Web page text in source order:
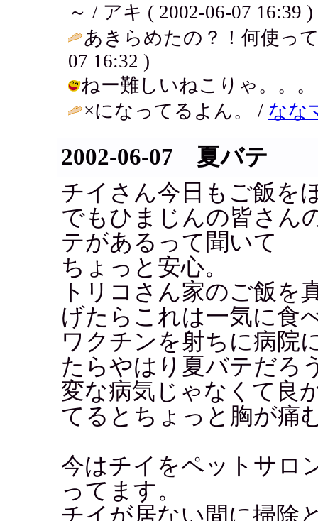
～ / アキ ( 2002-06-07 16:39 )
あきらめたの？！何使っ
07 16:32 )
ねー難しいねこりゃ。。。
×になってるよん。 / なな
2002-06-07 夏バテ
チイさん今日もご飯を
でもひまじんの皆さん
テがあるって聞いて
ちょっと安心。
トリコさん家のご飯を
げたらこれは一気に食
ワクチンを射ちに病院
たらやはり夏バテだろ
変な病気じゃなくて良
てるとちょっと胸が痛
今はチイをペットサロ
ってます。
チイが居ない間に掃除